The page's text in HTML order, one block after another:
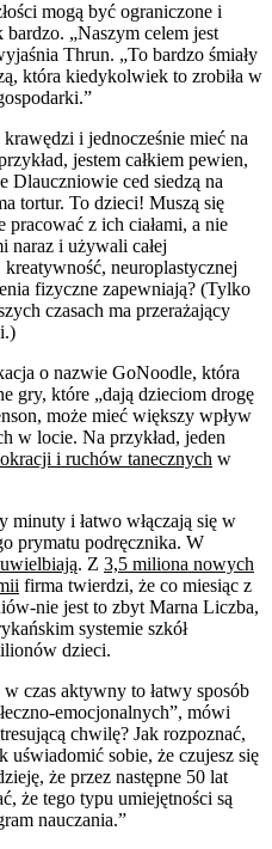
mogą być ograniczone i
„Naszym celem jest
Thrun. „To bardzo śmiały
która kiedykolwiek to zrobiła w
i jednocześnie mieć na
jestem całkiem pewien,
Dlauczniowie ced siedzą na
tortur. To dzieci! Muszą się
pracować z ich ciałami, a nie
naraz i używali całej
neuroplastycznej
fizyczne zapewniają? (Tylko
czasach ma przerażający
o nazwie GoNoodle, która
gry, które „dają dzieciom drogę
może mieć większy wpływ
w locie. Na przykład, jeden
i ruchów tanecznych w
minuty i łatwo włączają się w
prymatu podręcznika. W
. Z 3,5 miliona nowych
firma twierdzi, że co miesiąc z
nie jest to zbyt Marna Liczba,
systemie szkół
dzieci.
w czas aktywny to łatwy sposób
emocjonalnych”, mówi
chwilę? Jak rozpoznać,
uświadomić sobie, że czujesz się
że przez następne 50 lat
że tego typu umiejętności są
nauczania.”